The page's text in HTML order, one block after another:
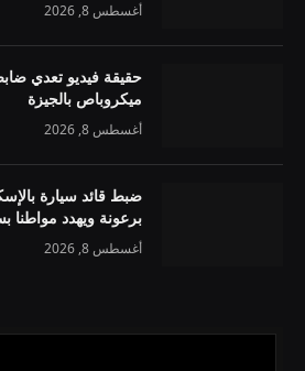
أغسطس 8, 2026
حقيقة فيديو تعدي
ميكروباص بالجيزة
أغسطس 8, 2026
ضبط قائد سيارة
برعونة ويهدد مواطنا
أغسطس 8, 2026